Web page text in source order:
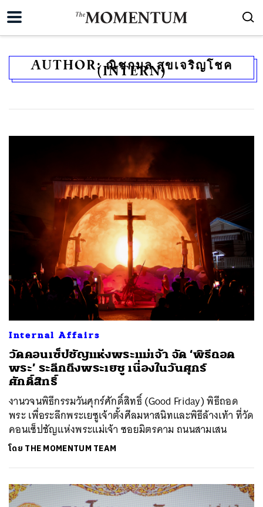
AUTHOR:ณิชกมล สุขเจริญโชค
(INTERN)
Internal Affairs
วัดคอนเซ็ปชัญแห่งพระแม่เจ้า จัด ‘พิธีถอด
พระ’ ระลึกถึงพระเยซู เนื่องในวันศุกร์
ศักดิ์สิทธิ์
งานวจนพิธีกรรมวันศุกร์ศักดิ์สิทธิ์ (Good Friday) พิธีถอด
พระ เพื่อระลึกพระเยซูเจ้าตั้งศีลมหาสนิทและพิธีล้างเท้า ที่วัด
คอนเซ็ปชัญแห่งพระแม่เจ้า ซอยมิตรคาม ถนนสามเสน
โดย THE MOMENTUM TEAM